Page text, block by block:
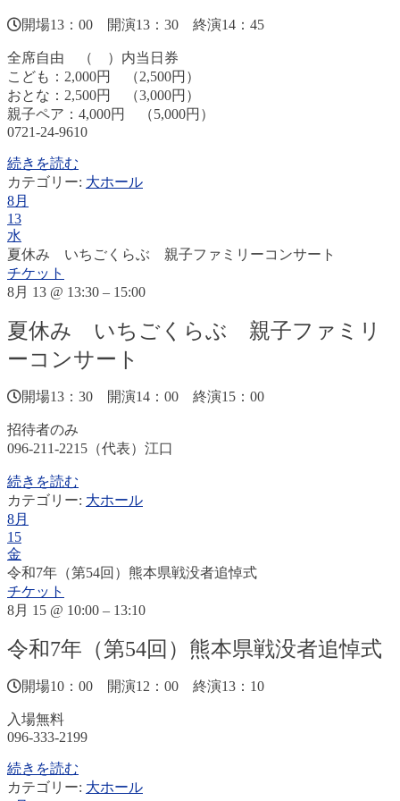
開場13：00 開演13：30 終演14：45
全席自由 （ ）内当日券
こども：2,000円 （2,500円）
おとな：2,500円 （3,000円）
親子ペア：4,000円 （5,000円）
0721-24-9610
続きを読む
カテゴリー: 大ホール
8月
13
水
夏休み いちごくらぶ 親子ファミリーコンサート
チケット
8月 13 @ 13:30 – 15:00
夏休み いちごくらぶ 親子ファミリ
ーコンサート
開場13：30 開演14：00 終演15：00
招待者のみ
096-211-2215（代表）江口
続きを読む
カテゴリー: 大ホール
8月
15
金
令和7年（第54回）熊本県戦没者追悼式
チケット
8月 15 @ 10:00 – 13:10
令和7年（第54回）熊本県戦没者追悼式
開場10：00 開演12：00 終演13：10
入場無料
096-333-2199
続きを読む
カテゴリー: 大ホール